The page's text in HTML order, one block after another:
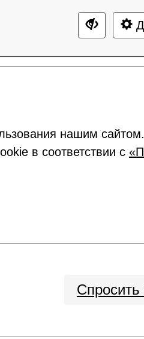
нашим сайтом.
в соответствии с
Спросить